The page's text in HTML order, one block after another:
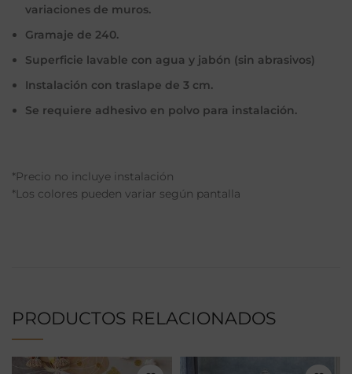
variaciones de muros.
Gramaje de 240.
Superficie lavable con agua y jabón (sin abrasivos)
Instalación con traslape de 3 cm.
Se requiere adhesivo en polvo para instalación.
*Precio no incluye instalación
*Los colores pueden variar según pantalla
PRODUCTOS RELACIONADOS